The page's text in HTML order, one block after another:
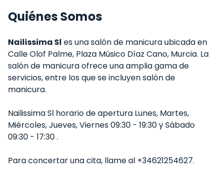
Quiénes Somos
Nailissima Sl es una salón de manicura ubicada en
Calle Olof Palme, Plaza Músico Díaz Cano, Murcia. La
salón de manicura ofrece una amplia gama de
servicios, entre los que se incluyen salón de
manicura.
Nailissima Sl horario de apertura Lunes, Martes,
Miércoles, Jueves, Viernes 09:30 - 19:30 y Sábado
09:30 - 17:30 .
Para concertar una cita, llame al +34621254627.